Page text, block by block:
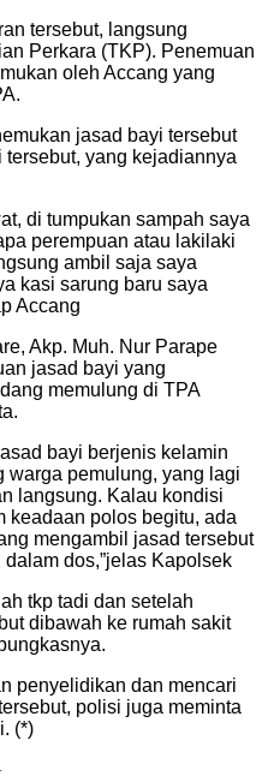
tersebut, langsung
Perkara (TKP). Penemuan
oleh Accang yang
jasad bayi tersebut
yang kejadiannya
di tumpukan sampah saya
perempuan atau lakilaki
ambil saja saya
kasi sarung baru saya
Accang
Akp. Muh. Nur Parape
jasad bayi yang
memulung di TPA
bayi berjenis kelamin
warga pemulung, yang lagi
langsung. Kalau kondisi
keadaan polos begitu, ada
mengambil jasad tersebut
dos,”jelas Kapolsek
tkp tadi dan setelah
dibawah ke rumah sakit
penyelidikan dan mencari
polisi juga meminta
(*)